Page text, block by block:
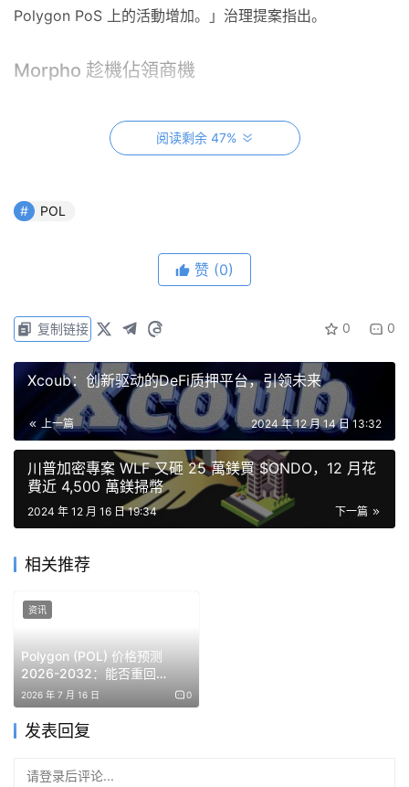
Polygon PoS 上的活動增加。」治理提案指出。
Morpho 趁機佔領商機
該計劃建議利用 Morpho Labs 的金庫來管理穩定幣，例
如：USD Coin 和 Tether 。透過採取保守策略並使用高品
行，該策略每年可產生約 7000 萬美元的收益，這些收益將
被重新投入 Polygon 生態系統，用以促進網路和其應用程
群的初步審查。如果獲得批准，資金將逐步部署於 DeFi 協
議，首先從 DAI、USDC 和 USDT 等主要穩定幣開始。每
一項資產的部署都需要提出並通過單獨的提案，以確保審慎
的監督與風險管理。
儘管這項創新計劃吸引了廣泛關注，但 Polygon 的原生代
幣POL最近仍面臨挑戰，在過去 24 小時內因整體加密貨
幣市場低迷而下跌了 5%。然而，提案支持者認為，利用跨
力。
阅读剩余 47%
POL
赞 (0)
0 0
复制链接
Xcoub：创新驱动的DeFi质押平台，引领未来
上一篇 2024 年 12 月 14 日 13:32
川普加密專案 WLF 又砸 25 萬鎂買 $ONDO，12 月花
費近 4,500 萬鎂掃幣
下一篇
2024 年 12 月 16 日 19:34
相关推荐
Polygon (POL) 价格预测
2026-2032：能否重回
ATH？
2026 年 7 月 16 日 0
资讯
发表回复
请登录后评论...